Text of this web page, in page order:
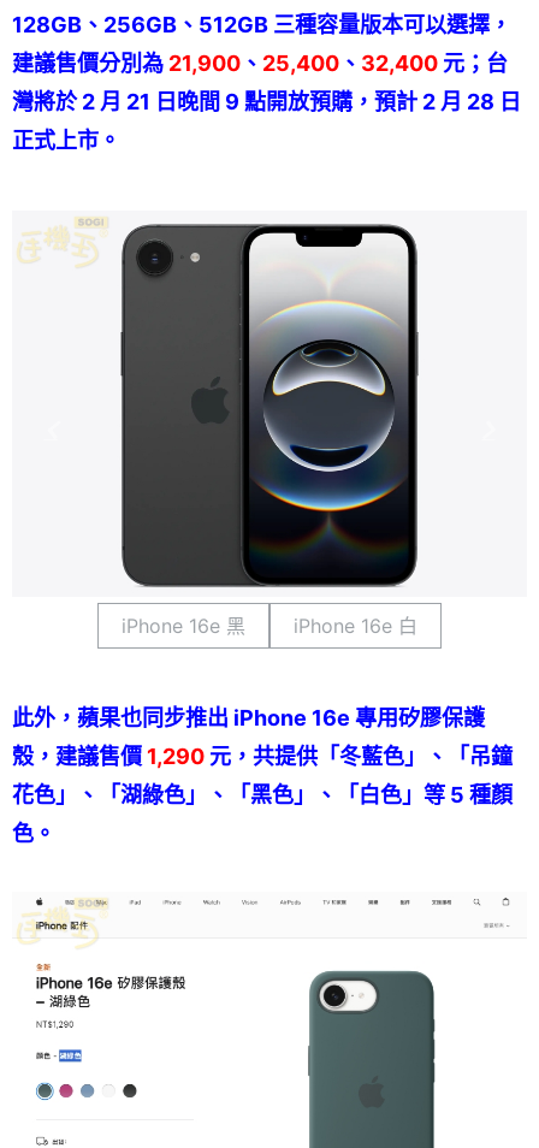
128GB、256GB、512GB 三種容量版本可以選擇，
建議售價分別為 21,900 、 25,400 、 32,400 元；台
灣將於 2 月 21 日晚間 9 點開放預購，預計 2 月 28 日
正式上市。
iPhone 16e 黑 iPhone 16e 白
此外，蘋果也同步推出 iPhone 16e 專用矽膠保護
殼，建議售價 1,290 元，共提供「冬藍色」、「吊鐘
花色」、「湖綠色」、「黑色」、「白色」等 5 種顏
色。